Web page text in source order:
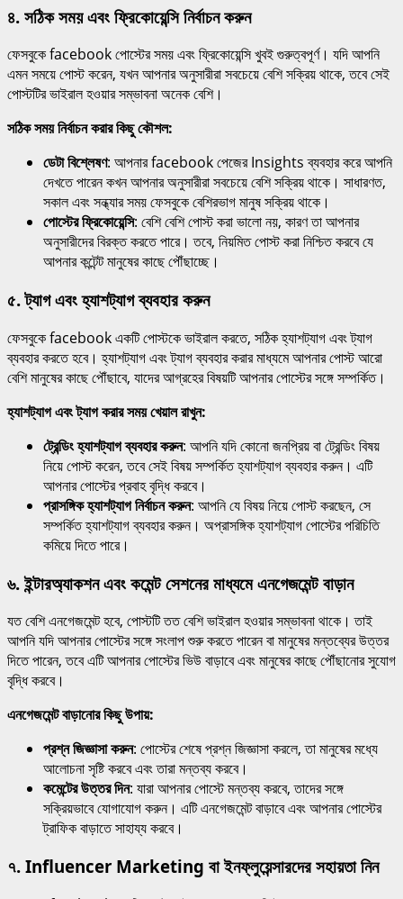
৪. সঠিক সময় এবং ফ্রিকোয়েন্সি নির্বাচন করুন
ফেসবুকে facebook পোস্টের সময় এবং ফ্রিকোয়েন্সি খুবই গুরুত্বপূর্ণ। যদি আপনি
এমন সময়ে পোস্ট করেন, যখন আপনার অনুসারীরা সবচেয়ে বেশি সক্রিয় থাকে, তবে সেই
পোস্টটির ভাইরাল হওয়ার সম্ভাবনা অনেক বেশি।
সঠিক সময় নির্বাচন করার কিছু কৌশল:
ডেটা বিশ্লেষণ: আপনার facebook পেজের Insights ব্যবহার করে আপনি
দেখতে পারেন কখন আপনার অনুসারীরা সবচেয়ে বেশি সক্রিয় থাকে। সাধারণত,
সকাল এবং সন্ধ্যার সময় ফেসবুকে বেশিরভাগ মানুষ সক্রিয় থাকে।
পোস্টের ফ্রিকোয়েন্সি: বেশি বেশি পোস্ট করা ভালো নয়, কারণ তা আপনার
অনুসারীদের বিরক্ত করতে পারে। তবে, নিয়মিত পোস্ট করা নিশ্চিত করবে যে
আপনার কন্টেন্ট মানুষের কাছে পৌঁছাচ্ছে।
৫.ট্যাগ এবং হ্যাশট্যাগ ব্যবহার করুন
ফেসবুকে facebook একটি পোস্টকে ভাইরাল করতে, সঠিক হ্যাশট্যাগ এবং ট্যাগ
ব্যবহার করতে হবে। হ্যাশট্যাগ এবং ট্যাগ ব্যবহার করার মাধ্যমে আপনার পোস্ট আরো
বেশি মানুষের কাছে পৌঁছাবে, যাদের আগ্রহের বিষয়টি আপনার পোস্টের সঙ্গে সম্পর্কিত।
হ্যাশট্যাগ এবং ট্যাগ করার সময় খেয়াল রাখুন:
ট্রেন্ডিং হ্যাশট্যাগ ব্যবহার করুন: আপনি যদি কোনো জনপ্রিয় বা ট্রেন্ডিং বিষয়
নিয়ে পোস্ট করেন, তবে সেই বিষয় সম্পর্কিত হ্যাশট্যাগ ব্যবহার করুন। এটি
আপনার পোস্টের প্রবাহ বৃদ্ধি করবে।
প্রাসঙ্গিক হ্যাশট্যাগ নির্বাচন করুন: আপনি যে বিষয় নিয়ে পোস্ট করছেন, সে
সম্পর্কিত হ্যাশট্যাগ ব্যবহার করুন। অপ্রাসঙ্গিক হ্যাশট্যাগ পোস্টের পরিচিতি
কমিয়ে দিতে পারে।
৬.ইন্টারঅ্যাকশন এবং কমেন্ট সেশনের মাধ্যমে এনগেজমেন্ট বাড়ান
যত বেশি এনগেজমেন্ট হবে, পোস্টটি তত বেশি ভাইরাল হওয়ার সম্ভাবনা থাকে। তাই
আপনি যদি আপনার পোস্টের সঙ্গে সংলাপ শুরু করতে পারেন বা মানুষের মন্তব্যের উত্তর
দিতে পারেন, তবে এটি আপনার পোস্টের ভিউ বাড়াবে এবং মানুষের কাছে পৌঁছানোর সুযোগ
বৃদ্ধি করবে।
এনগেজমেন্ট বাড়ানোর কিছু উপায়:
প্রশ্ন জিজ্ঞাসা করুন: পোস্টের শেষে প্রশ্ন জিজ্ঞাসা করলে, তা মানুষের মধ্যে
আলোচনা সৃষ্টি করবে এবং তারা মন্তব্য করবে।
কমেন্টের উত্তর দিন: যারা আপনার পোস্টে মন্তব্য করবে, তাদের সঙ্গে
সক্রিয়ভাবে যোগাযোগ করুন। এটি এনগেজমেন্ট বাড়াবে এবং আপনার পোস্টের
ট্রাফিক বাড়াতে সাহায্য করবে।
৭. Influencer Marketing বা ইনফ্লুয়েন্সারদের সহায়তা নিন